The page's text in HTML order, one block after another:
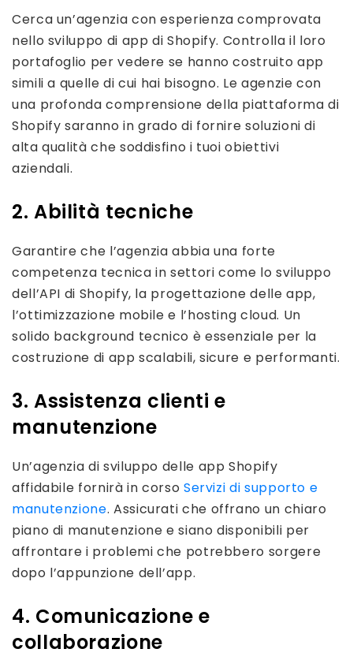
Cerca un’agenzia con esperienza comprovata
nello sviluppo di app di Shopify. Controlla il loro
portafoglio per vedere se hanno costruito app
simili a quelle di cui hai bisogno. Le agenzie con
una profonda comprensione della piattaforma di
Shopify saranno in grado di fornire soluzioni di
alta qualità che soddisfino i tuoi obiettivi
aziendali.
2. Abilità tecniche
Garantire che l’agenzia abbia una forte
competenza tecnica in settori come lo sviluppo
dell’API di Shopify, la progettazione delle app,
l’ottimizzazione mobile e l’hosting cloud. Un
solido background tecnico è essenziale per la
costruzione di app scalabili, sicure e performanti.
3. Assistenza clienti e
manutenzione
Un’agenzia di sviluppo delle app Shopify
affidabile fornirà in corso Servizi di supporto e
manutenzione. Assicurati che offrano un chiaro
piano di manutenzione e siano disponibili per
affrontare i problemi che potrebbero sorgere
dopo l’appunzione dell’app.
4. Comunicazione e
collaborazione